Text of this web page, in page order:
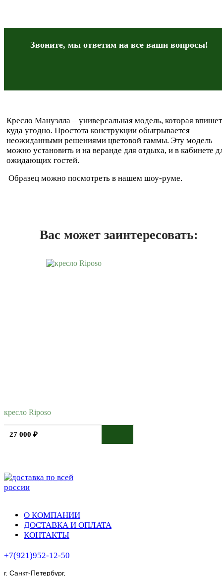
Звоните, мы ответим на всеваши вопросы!
Кресло Мануэлла – универсальная модель, которая
куда угодно. Простота конструкции обыгрывается
неожиданными решениями цветовой гаммы. Эту модель
можно установить и на веранде для отдыха, и в кабинете
ожидающих гостей.
Образец можно посмотреть в нашем шоу-руме.
Вас может заинтересовать:
кресло Riposo
27 000 ₽
О КОМПАНИИ
ДОСТАВКА И ОПЛАТА
КОНТАКТЫ
+7(921)952-12-50
г. Санкт-Петербург,